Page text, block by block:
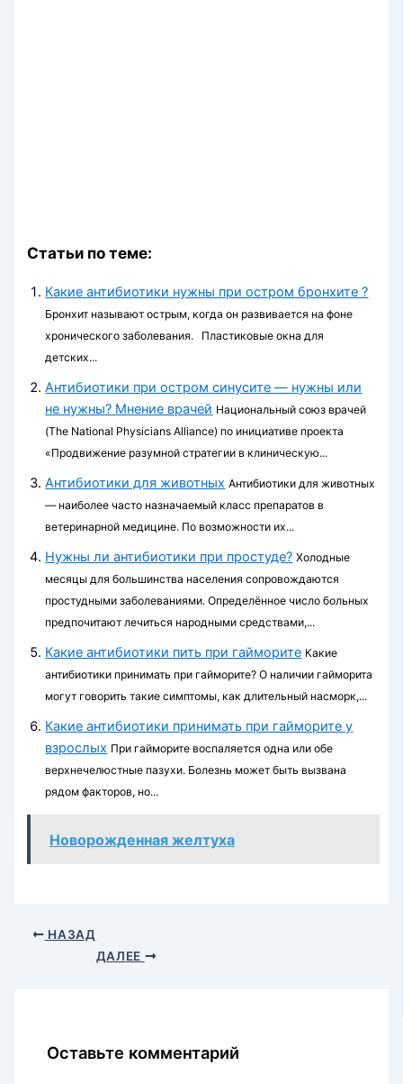
Статьи по теме:
Какие антибиотики нужны при остром бронхите ?
Бронхит называют острым, когда он развивается на фоне
хронического заболевания. Пластиковые окна для
детских...
Антибиотики при остром синусите — нужны или
не нужны? Мнение врачей Национальный союз врачей
(The National Physicians Alliance) по инициативе проекта
«Продвижение разумной стратегии в клиническую...
Антибиотики для животных Антибиотики для животных
— наиболее часто назначаемый класс препаратов в
ветеринарной медицине. По возможности их...
Нужны ли антибиотики при простуде? Холодные
месяцы для большинства населения сопровождаются
простудными заболеваниями. Определённое число больных
предпочитают лечиться народными средствами,...
Какие антибиотики пить при гайморите Какие
антибиотики принимать при гайморите? О наличии гайморита
могут говорить такие симптомы, как длительный насморк,...
Какие антибиотики принимать при гайморите у
взрослых При гайморите воспаляется одна или обе
верхнечелюстные пазухи. Болезнь может быть вызвана
рядом факторов, но...
Новорожденная желтуха
НАЗАД
ДАЛЕЕ
Оставьте комментарий